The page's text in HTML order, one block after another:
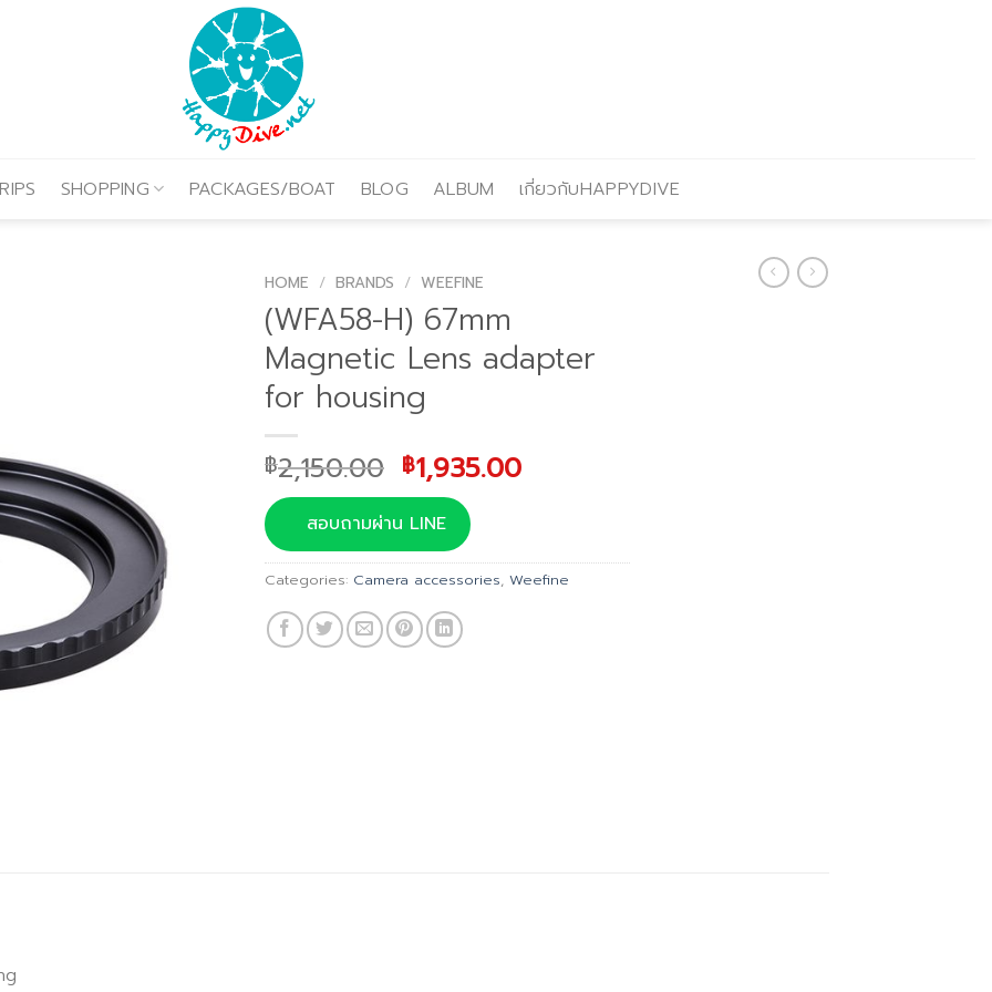
SHOPPING PACKAGES/BOAT BLOG ALBUM เกี่ยวกับHAPPYDIVE
HOME / BRANDS / WEEFINE
(WFA58-H) 67mm
Magnetic Lens adapter
for housing
฿2,150.00 Original
price
was:
฿2,150.00.
฿1,935.00Current
สอบถามผ่าน LINE
Categories: Camera accessories, Weefine